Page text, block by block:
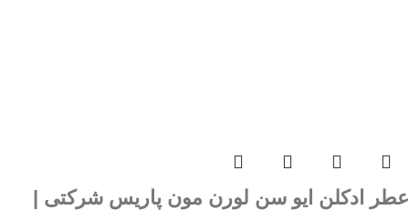
عطر ادکلن ایو سن لورن مون پاریس شرکتی |